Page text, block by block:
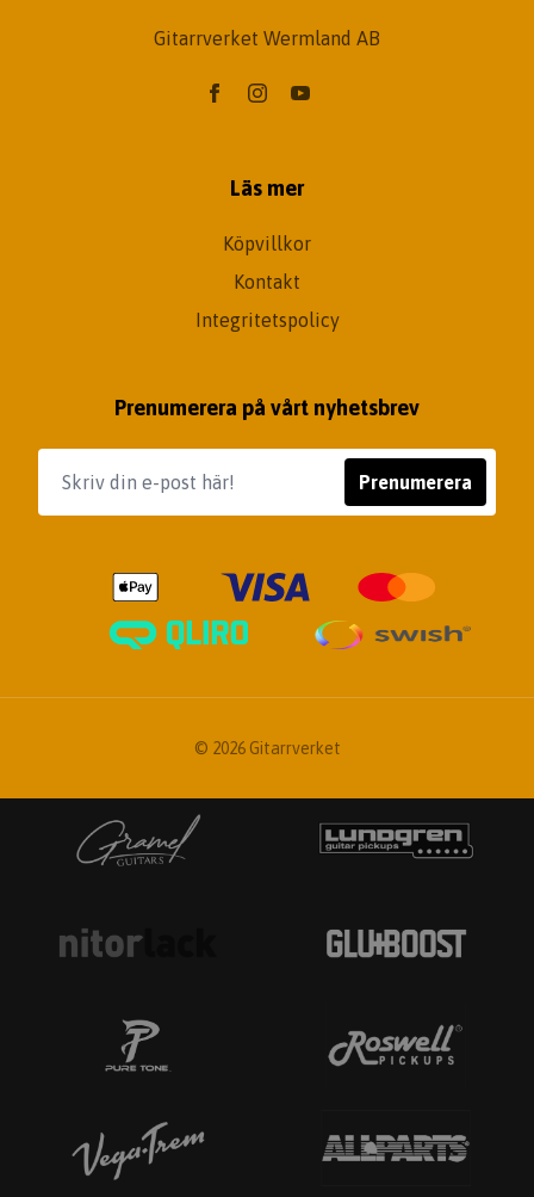
Gitarrverket Wermland AB
Läs mer
Köpvillkor
Kontakt
Integritetspolicy
Prenumerera på vårt nyhetsbrev
Prenumerera
© 2026 Gitarrverket